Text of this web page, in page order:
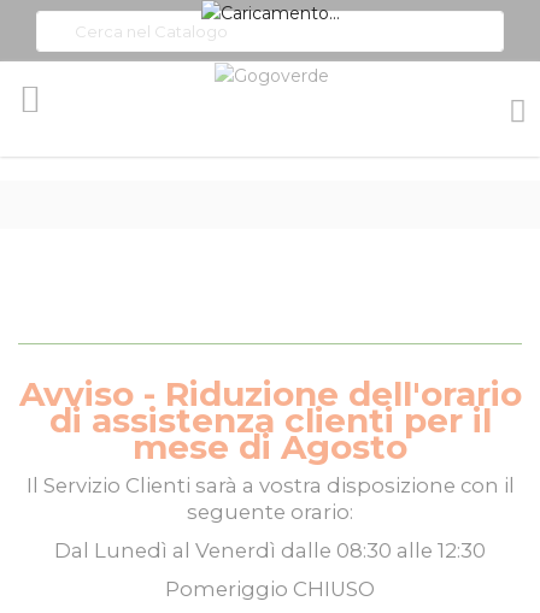
Avviso - Riduzione dell'orario
di assistenza clienti per il
mese di Agosto
Il Servizio Clienti sarà a vostra disposizione con il
seguente orario:
Dal Lunedì al Venerdì dalle 08:30 alle 12:30
Pomeriggio CHIUSO